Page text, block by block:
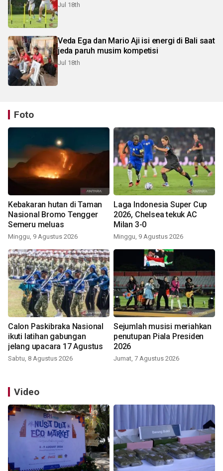
Jul 18th
Veda Ega dan Mario Aji isi energi di Bali saat
jeda paruh musim kompetisi
Jul 18th
Foto
Kebakaran hutan di Taman
Nasional Bromo Tengger
Semeru meluas
Minggu, 9 Agustus 2026
Laga Indonesia Super Cup
2026, Chelsea tekuk AC
Milan 3-0
Minggu, 9 Agustus 2026
Calon Paskibraka Nasional
ikuti latihan gabungan
jelang upacara 17 Agustus
Sabtu, 8 Agustus 2026
Sejumlah musisi meriahkan
penutupan Piala Presiden
2026
Jumat, 7 Agustus 2026
Video